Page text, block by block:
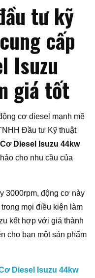
tư kỹ
cấp
Isuzu
giá tốt
cơ diesel mạnh mẽ
Đầu tư Kỹ thuật
Diesel Isuzu 44kw
cho nhu cầu của
3000rpm, động cơ này
mọi điều kiện làm
kết hợp với giá thành
cho bạn một sản phẩm
Diesel Isuzu 44kw